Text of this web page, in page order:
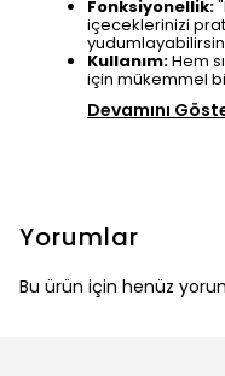
Fonksiyonellik:
içeceklerinizi
Kullanım:Hem
için mükemmel
Devamını
Yorumlar
Bu ürün için henüz